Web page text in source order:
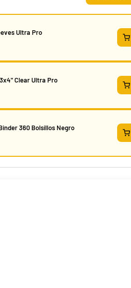
Ultra Pro
Clear Ultra Pro
360 Bolsillos Negro